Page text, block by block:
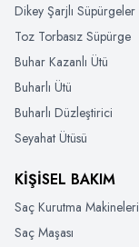
Dikey Şarjlı Süpürgeler
Toz Torbasız Süpürge
Buhar Kazanlı Ütü
Buharlı Ütü
Buharlı Düzleştirici
Seyahat Ütüsü
KİŞİSEL BAKIM
Saç Kurutma Makineleri
Saç Maşası